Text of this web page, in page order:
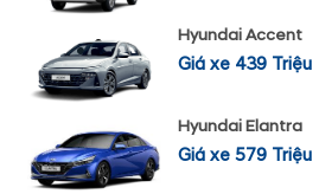
Hyundai Accent
Giá xe 439 Triệu
Hyundai Elantra
Giá xe 579 Triệu